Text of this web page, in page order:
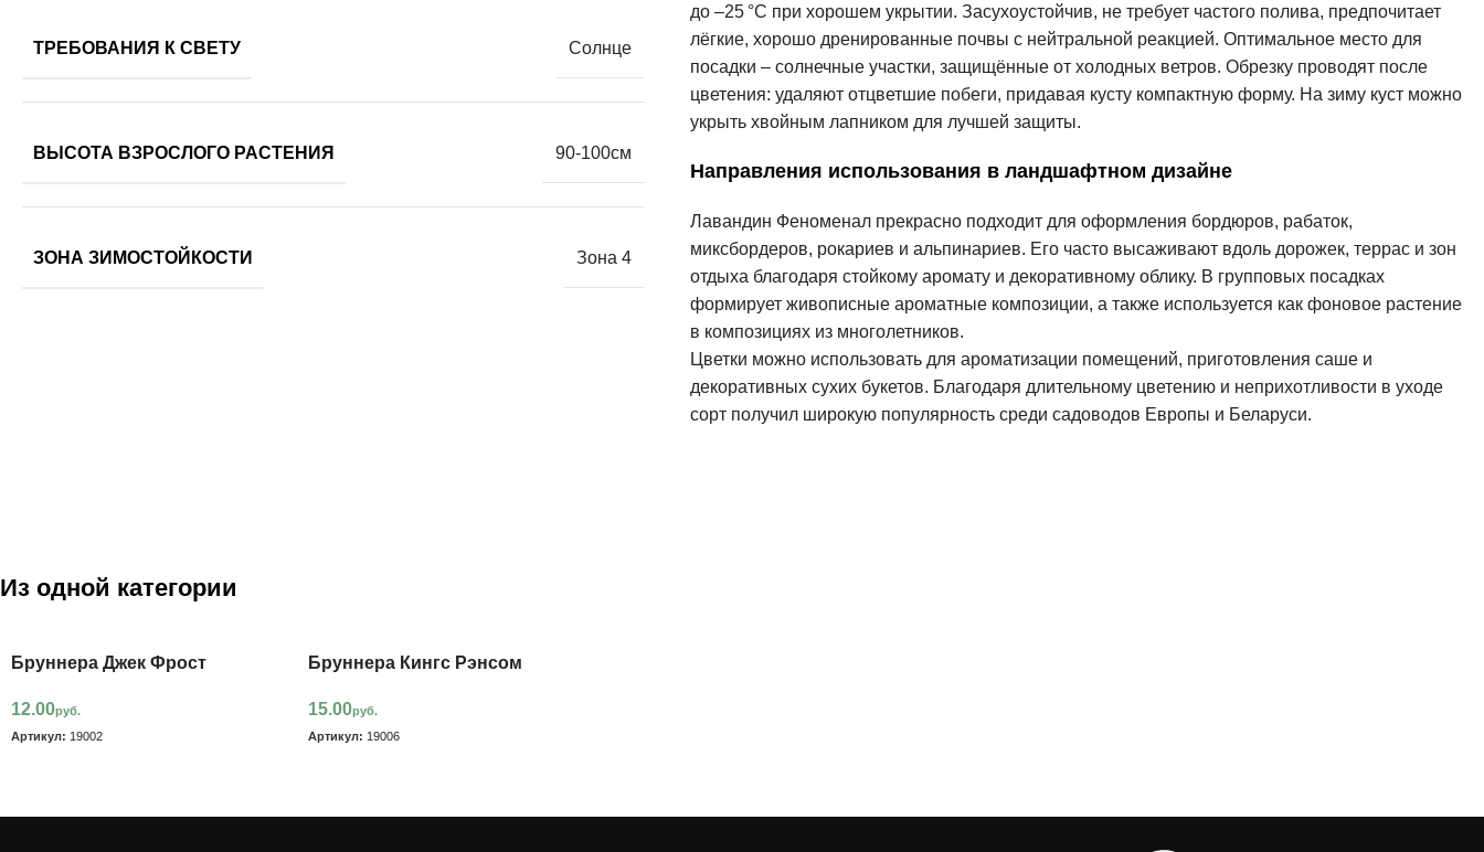
ТРЕБОВАНИЯ К СВЕТУ Солнце
ВЫСОТА ВЗРОСЛОГО РАСТЕНИЯ 90-100см
ЗОНА ЗИМОСТОЙКОСТИ Зона 4
до –25 °C при хорошем укрытии. Засухоустойчив, не требует частого полива, предпочитает
лёгкие, хорошо дренированные почвы с нейтральной реакцией. Оптимальное место для
посадки – солнечные участки, защищённые от холодных ветров. Обрезку проводят после
цветения: удаляют отцветшие побеги, придавая кусту компактную форму. На зиму куст можно
укрыть хвойным лапником для лучшей защиты.
Направления использования в ландшафтном дизайне
Лавандин Феноменал прекрасно подходит для оформления бордюров, рабаток,
миксбордеров, рокариев и альпинариев. Его часто высаживают вдоль дорожек, террас и зон
отдыха благодаря стойкому аромату и декоративному облику. В групповых посадках
формирует живописные ароматные композиции, а также используется как фоновое растение
в композициях из многолетников.
Цветки можно использовать для ароматизации помещений, приготовления саше и
декоративных сухих букетов. Благодаря длительному цветению и неприхотливости в уходе
сорт получил широкую популярность среди садоводов Европы и Беларуси.
Из одной категории
Бруннера Джек Фрост
12.00руб.
Артикул: 19002
Бруннера Кингс Рэнсом
15.00руб.
Артикул: 19006